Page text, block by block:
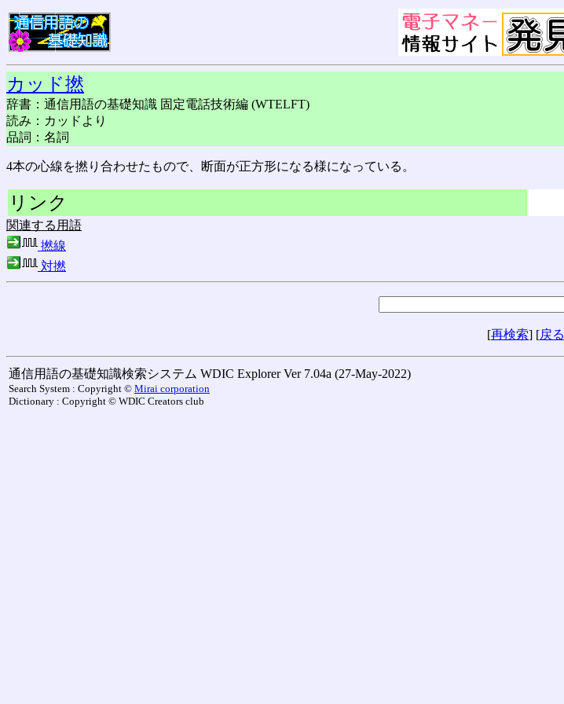
カッド撚
辞書：通信用語の基礎知識 固定電話技術編 (WTELFT)
読み：カッドより
品詞：名詞
4本の心線を撚り合わせたもので、断面が正方形になる様になっている。
リンク
関連する用語
撚線
対撚
[再検索] [戻る
通信用語の基礎知識検索システム WDIC Explorer Ver 7.04a (27-May-2022)
Search System : Copyright © Mirai corporation
Dictionary : Copyright © WDIC Creators club